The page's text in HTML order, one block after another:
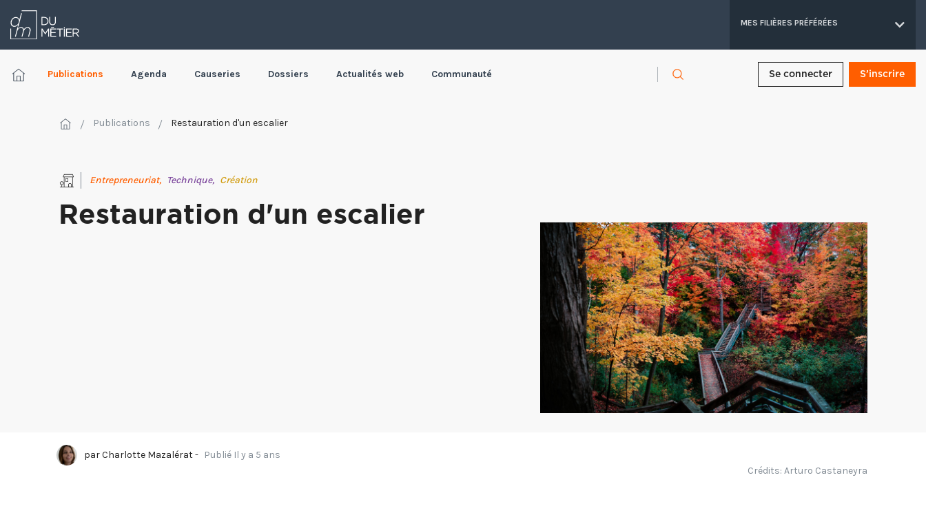
MES FILIÈRES PRÉFÉRÉES
Publications Agenda Causeries Dossiers Actualités web Communauté Se connecter S’inscrire
Publications Restauration d'un escalier
Entrepreneuriat, Technique, Création
Restauration d'un escalier
parCharlotte Mazalérat- Publié Il y a 5 ans
Crédits: Arturo Castaneyra